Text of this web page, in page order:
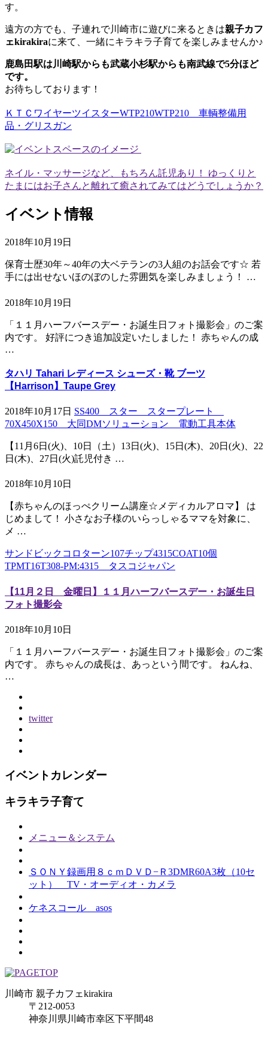
す。
遠方の方でも、子連れで川崎市に遊びに来るときは親子カフ
ェkirakiraに来て、一緒にキラキラ子育てを楽しみませんか♪
鹿島田駅は川崎駅からも武蔵小杉駅からも南武線で5分ほど
です。
お待ちしております！
ＫＴＣワイヤーツイスターWTP210WTP210 車輌整備用
品・グリスガン
ネイル・マッサージなど、もちろん託児あり！ ゆっくりと
たまにはお子さんと離れて癒されてみてはどうでしょうか？
イベント情報
2018年10月19日
保育士歴30年～40年の大ベテランの3人組のお話会です☆ 若
手には出せないほのぼのした雰囲気を楽しみましょう！ …
2018年10月19日
「１１月ハーフバースデー・お誕生日フォト撮影会」のご案
内です。 好評につき追加設定いたしました！ 赤ちゃんの成
…
タハリ Tahari レディース シューズ・靴 ブーツ
【Harrison】Taupe Grey
2018年10月17日 SS400 スター スタープレート
70X450X150 大同DMソリューション 電動工具本体
【11月6日(火)、10日（土）13日(火)、15日(木)、20日(火)、22
日(木)、27日(火)託児付き …
2018年10月10日
【赤ちゃんのほっぺクリーム講座☆メディカルアロマ】 は
じめまして！ 小さなお子様のいらっしゃるママを対象に、
メ …
サンドビックコロターン107チップ4315COAT10個
TPMT16T308-PM:4315 タスコジャパン
【11月２日 金曜日】１１月ハーフバースデー・お誕生日
フォト撮影会
2018年10月10日
「１１月ハーフバースデー・お誕生日フォト撮影会」のご案
内です。 赤ちゃんの成長は、あっという間です。 ねんね、
…
twitter
イベントカレンダー
キラキラ子育て
メニュー＆システム
ＳＯＮＹ録画用８ｃｍＤＶＤ−Ｒ3DMR60A3枚（10セ
ット） TV・オーディオ・カメラ
ケネスコール asos
川崎市 親子カフェkirakira
〒212-0053
神奈川県川崎市幸区下平間48